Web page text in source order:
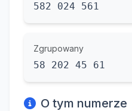
582 024 561
Zgrupowany
58 202 45 61
O tym numerze